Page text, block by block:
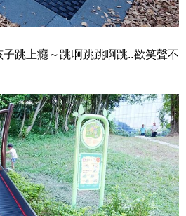
跳上癮～跳啊跳跳啊跳..歡笑聲不